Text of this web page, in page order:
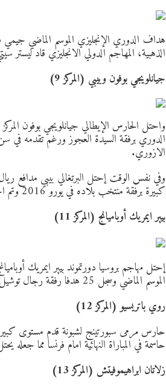
هداف الدوري الإنجليزي الموسم الماضي
الذهبية، المهاجم الدولي الانجليزي قاد
جيانلويجي بوفون وبيبي (المركز 9)
الدوري برفقة السيدة العجوز ورغم تقدمه في
الازوري.
كبيرة برفقة منتخب بلاده في يورو 2016 وتم اختياره كأفضل لاعب في المباراة النهائية.
بيير ايمريك أوباميانج (المركز 11)
الموسم الماضي وسجل 25 هدفا رفقة رجال توشيل.
روي باتريسيو (المركز 12)
حاسمة في المباراة النهائية امام فرنسا مما جعله يحتل المركز 12 في جائزة
زلاتان ابراهيموفيتش (المركز 13)